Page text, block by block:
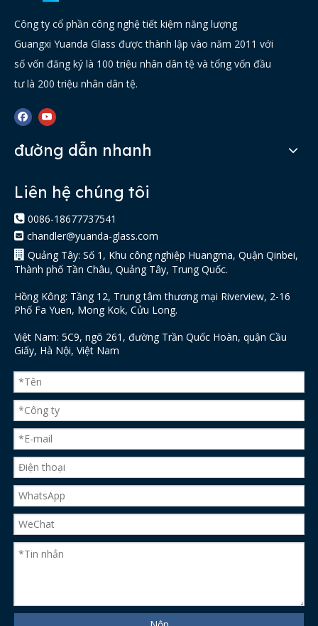
Công ty cổ phần công nghệ tiết kiệm năng lượng
Guangxi Yuanda Glass được thành lập vào năm 2011 với
số vốn đăng ký là 100 triệu nhân dân tệ và tổng vốn đầu
tư là 200 triệu nhân dân tệ.
đường dẫn nhanh
Liên hệ chúng tôi
 0086-18677737541
 chandler@yuanda-glass.com
 Quảng Tây: Số 1, Khu công nghiệp Huangma, Quận Qinbei,
Thành phố Tần Châu, Quảng Tây, Trung Quốc.
Hồng Kông: Tầng 12, Trung tâm thương mại Riverview, 2-16
Phố Fa Yuen, Mong Kok, Cửu Long.
Việt Nam: 5C9, ngõ 261, đường Trần Quốc Hoàn, quận Cầu
Giấy, Hà Nội, Việt Nam